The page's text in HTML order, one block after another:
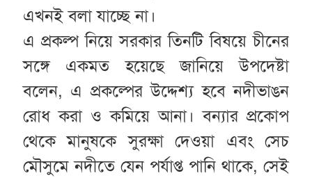
এখনই বলা যাচ্ছে না।
এ প্রকল্প নিয়ে সরকার তিনটি বিষয়ে চীনের
সঙ্গে একমত হয়েছে জানিয়ে উপদেষ্টা
বলেন, এ প্রকল্পের উদ্দেশ্য হবে নদীভাঙন
রোধ করা ও কমিয়ে আনা। বন্যার প্রকোপ
থেকে মানুষকে সুরক্ষা দেওয়া এবং সেচ
মৌসুমে নদীতে যেন পর্যাপ্ত পানি থাকে, সেই